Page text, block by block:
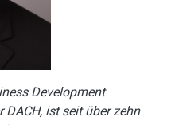
Development
ist seit über zehn